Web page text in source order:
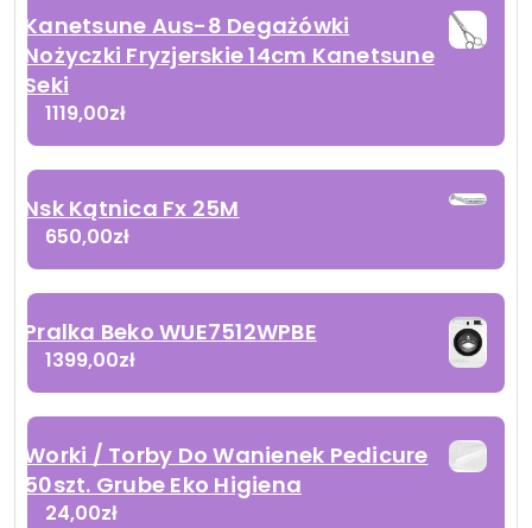
Kanetsune Aus-8 Degażówki
Nożyczki Fryzjerskie 14cm Kanetsune
Seki
1119,00zł
Nsk Kątnica Fx 25M
650,00zł
Pralka Beko WUE7512WPBE
1399,00zł
Worki / Torby Do Wanienek Pedicure
50szt. Grube Eko Higiena
24,00zł